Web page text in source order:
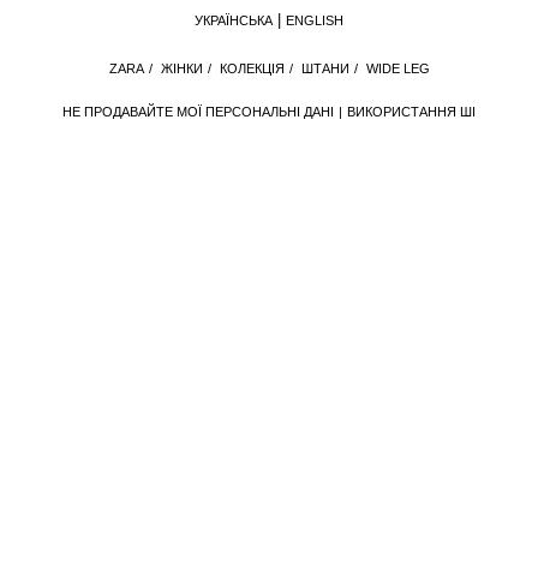
НЕ ПРОДАВАЙТЕ МОЇ ПЕРСОНАЛЬНІ ДАНІ ВИКОРИСТАННЯ ШІ
ZARA / ЖІНКИ / КОЛЕКЦІЯ / ШТАНИ / WIDE LEG
УКРАЇНСЬКА ENGLISH